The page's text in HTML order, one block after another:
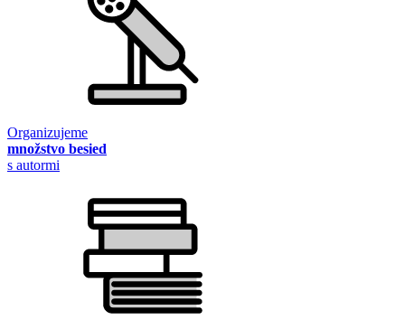
Organizujeme
množstvo besied
s autormi